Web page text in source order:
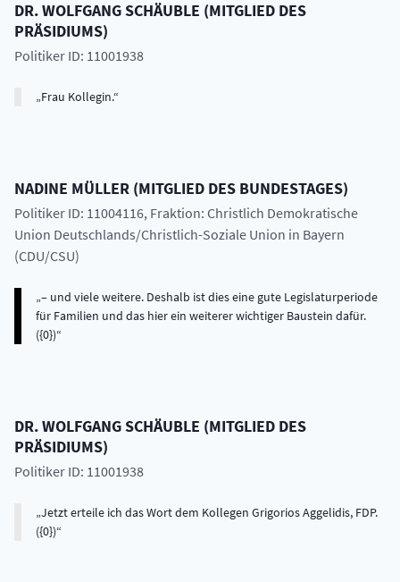
DR.WOLFGANGSCHÄUBLE (MITGLIED DES
PRÄSIDIUMS)
Politiker ID: 11001938
Frau Kollegin.
NADINE MÜLLER (MITGLIED DES BUNDESTAGES)
Politiker ID: 11004116, Fraktion: Christlich Demokratische
Union Deutschlands/Christlich-Soziale Union in Bayern
(CDU/CSU)
– und viele weitere. Deshalb ist dies eine gute Legislaturperiode
für Familien und das hier ein weiterer wichtiger Baustein dafür.
({0})
DR.WOLFGANGSCHÄUBLE (MITGLIED DES
PRÄSIDIUMS)
Politiker ID: 11001938
Jetzt erteile ich das Wort dem Kollegen Grigorios Aggelidis, FDP.
({0})